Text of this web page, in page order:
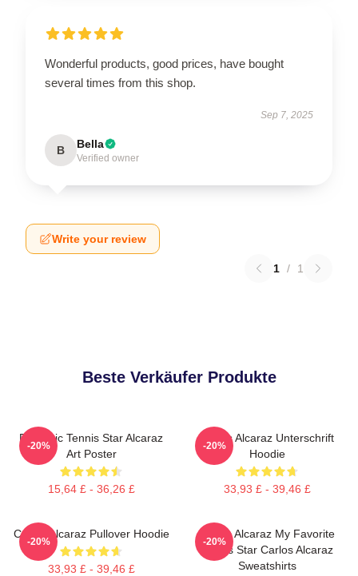
Wonderful products, good prices, have bought
several times from this shop.
Sep 7, 2025
B Bella
Verified owner
Write your review
1 / 1
Beste Verkäufer Produkte
Dynamic Tennis Star Alcaraz
Art Poster
15,64 £ - 36,26 £
-20%
Carlos Alcaraz Unterschrift
Hoodie
33,93 £ - 39,46 £
-20%
Carlos Alcaraz Pullover Hoodie
33,93 £ - 39,46 £
-20%
Carlos Alcaraz My Favorite
Tennis Star Carlos Alcaraz
Sweatshirts
-20%